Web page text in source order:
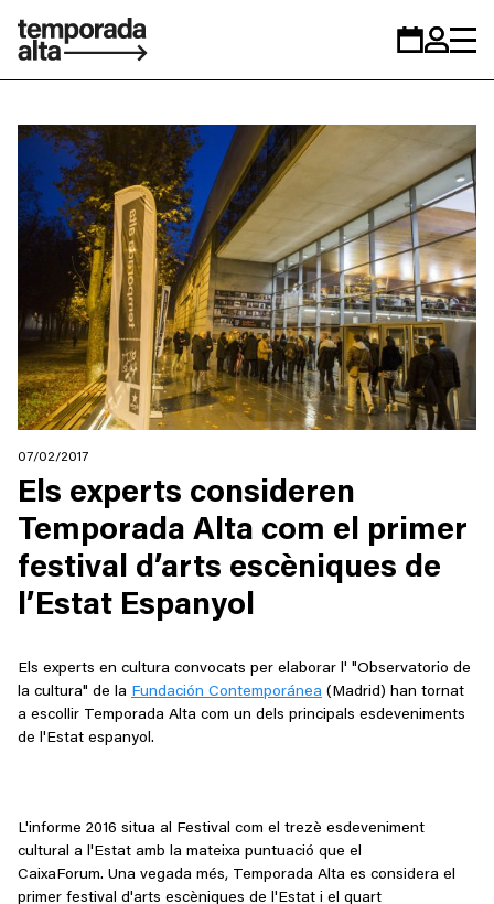
Temporada
personal
07/02/2017
Els experts consideren
Temporada Alta com el primer
festival d’arts escèniques de
l’Estat Espanyol
Els experts en cultura convocats per elaborar l' "Observatorio de
la cultura" de la Fundación Contemporánea (Madrid) han tornat
a escollir Temporada Alta com un dels principals esdeveniments
de l'Estat espanyol.
L'informe 2016 situa al Festival com el trezè esdeveniment
cultural a l'Estat amb la mateixa puntuació que el
CaixaForum. Una vegada més, Temporada Alta es considera el
primer festival d'arts escèniques de l'Estat i el quart